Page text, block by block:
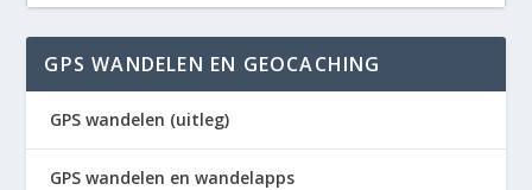
GPS WANDELEN EN GEOCACHING
GPS wandelen (uitleg)
GPS wandelen en wandelapps